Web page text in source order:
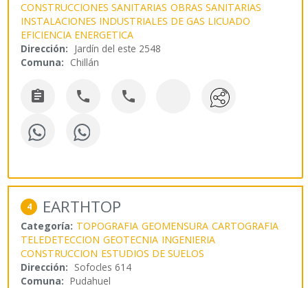
CONSTRUCCIONES SANITARIAS OBRAS SANITARIAS
INSTALACIONES INDUSTRIALES DE GAS LICUADO
EFICIENCIA ENERGETICA
Dirección: Jardín del este 2548
Comuna: Chillán
  
4 EARTHTOP
Categoría: TOPOGRAFIA GEOMENSURA CARTOGRAFIA
TELEDETECCION GEOTECNIA INGENIERIA
CONSTRUCCION ESTUDIOS DE SUELOS
Dirección: Sofocles 614
Comuna: Pudahuel